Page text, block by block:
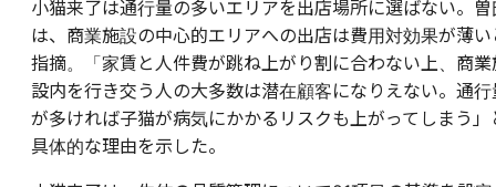
小猫来了は通行量の多いエリアを出店場所に選ばない。曽
は、商業施設の中心的エリアへの出店は費用対効果が薄い
指摘。「家賃と人件費が跳ね上がり割に合わない上、商業
設内を行き交う人の大多数は潜在顧客になりえない。通行
が多ければ子猫が病気にかかるリスクも上がってしまう」
具体的な理由を示した。